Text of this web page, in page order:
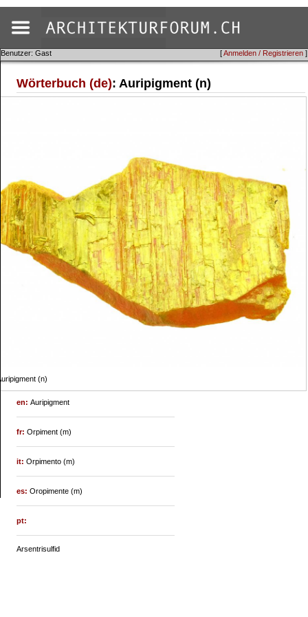
[Anmelden / Registrieren ]
Benutzer: Gast
Wörterbuch (de): Auripigment (n)
(n)
en:Auripigment
fr:Orpiment (m)
it:Orpimento (m)
es:Oropimente (m)
pt:
Arsentrisulfid